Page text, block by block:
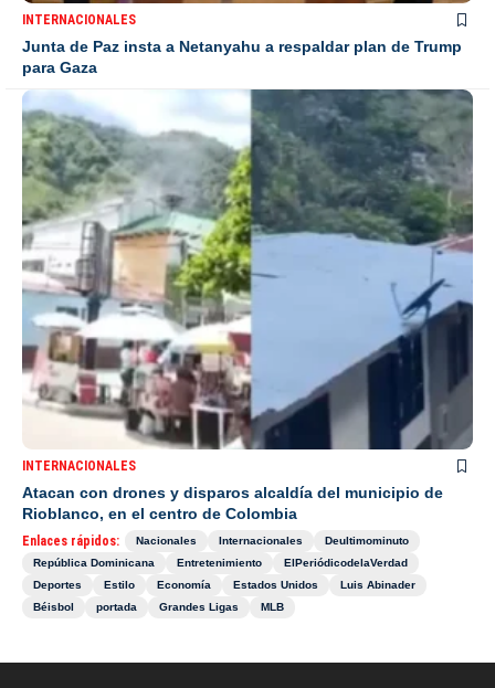
INTERNACIONALES
Junta de Paz insta a Netanyahu a respaldar plan de Trump
para Gaza
INTERNACIONALES
Atacan con drones y disparos alcaldía del municipio de
Rioblanco, en el centro de Colombia
Enlaces rápidos: Nacionales Internacionales
Deultimominuto
República Dominicana
Entretenimiento
ElPeriódicodelaVerdad
Deportes
Estilo Economía Estados Unidos
Luis Abinader
Béisbol
portada Grandes Ligas MLB